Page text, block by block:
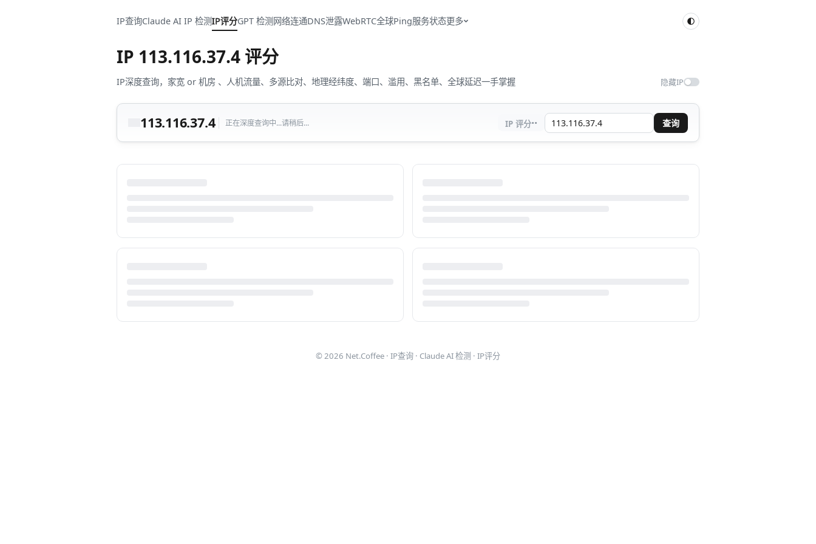
IP查询Claude AI IP 检测IP评分GPT 检测网络连通DNS泄露WebRTC全球Ping服务状态更多
IP 113.116.37.4 评分
IP深度查询，家宽 or 机房 、人机流量、多源比对、地理经纬度、端口、滥用、黑名单、全球延迟一手掌握 隐藏IP
113.116.37.4 正在深度查询中...请稍后... IP 评分·· 查询
© 2026 Net.Coffee · IP查询 · Claude AI 检测 · IP评分